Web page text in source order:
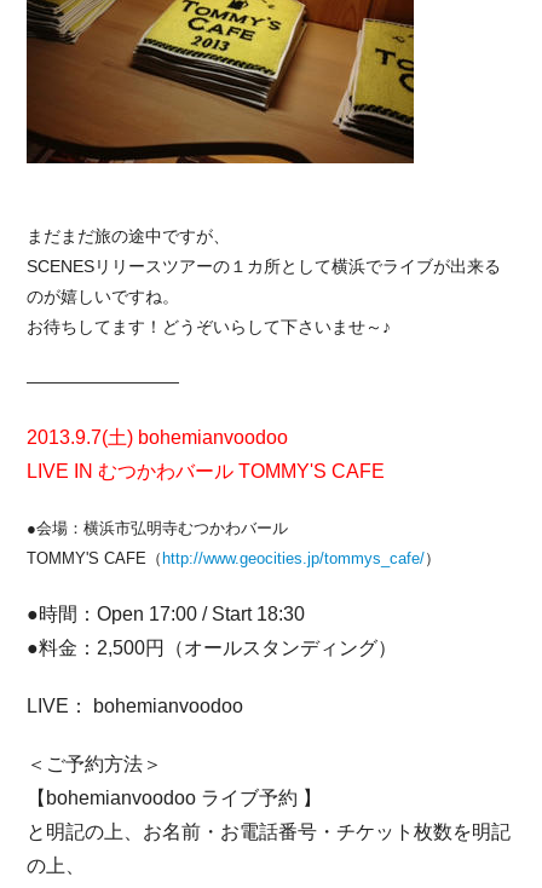
まだまだ旅の途中ですが、
SCENESリリースツアーの１カ所として横浜でライブが出来る
のが嬉しいですね。
お待ちしてます！どうぞいらして下さいませ～♪
—————————
2013.9.7(土) bohemianvoodoo
LIVE IN むつかわバール TOMMY'S CAFE
●会場：横浜市弘明寺むつかわバール
TOMMY'S CAFE（ http://www.geocities.jp/tommys_cafe/）
●時間：Open 17:00 / Start 18:30
●料金：2,500円（オールスタンディング）
LIVE： bohemianvoodoo
＜ご予約方法＞
【bohemianvoodoo ライブ予約 】
と明記の上、お名前・お電話番号・チケット枚数を明記
の上、